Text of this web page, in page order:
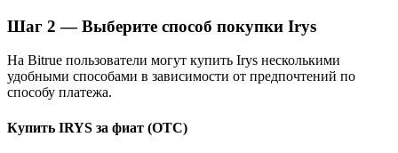
Bitrue Партнеры
Шаг 2 — Выберите способ покупки Irys
На Bitrue пользователи могут купить Irys несколькими
удобными способами в зависимости от предпочтений по
способу платежа.
Купить IRYS за фиат (OTC)